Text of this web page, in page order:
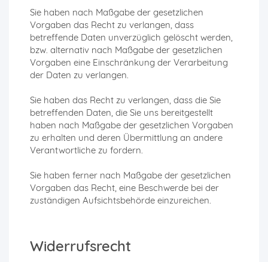
Sie haben nach Maßgabe der gesetzlichen
Vorgaben das Recht zu verlangen, dass
betreffende Daten unverzüglich gelöscht werden,
bzw. alternativ nach Maßgabe der gesetzlichen
Vorgaben eine Einschränkung der Verarbeitung
der Daten zu verlangen.
Sie haben das Recht zu verlangen, dass die Sie
betreffenden Daten, die Sie uns bereitgestellt
haben nach Maßgabe der gesetzlichen Vorgaben
zu erhalten und deren Übermittlung an andere
Verantwortliche zu fordern.
Sie haben ferner nach Maßgabe der gesetzlichen
Vorgaben das Recht, eine Beschwerde bei der
zuständigen Aufsichtsbehörde einzureichen.
Widerrufsrecht